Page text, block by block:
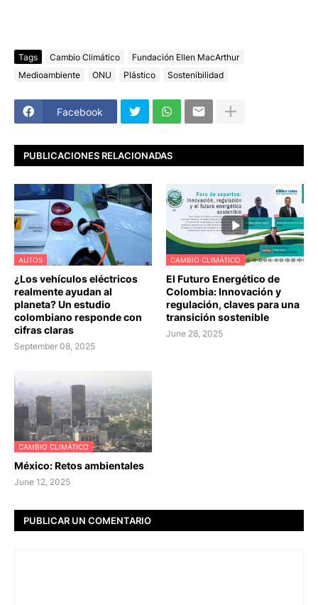
Tags Cambio Climático
Fundación Ellen MacArthur
Medioambiente
ONU Plástico Sostenibilidad
Facebook
PUBLICACIONES RELACIONADAS
AUTOS
¿Los vehículos eléctricos
realmente ayudan al
planeta? Un estudio
colombiano responde con
cifras claras
September 08, 2025
CAMBIO CLIMÁTICO
El Futuro Energético de
Colombia: Innovación y
regulación, claves para una
transición sostenible
June 28, 2025
CAMBIO CLIMÁTICO
México: Retos ambientales
June 12, 2025
PUBLICAR UN COMENTARIO